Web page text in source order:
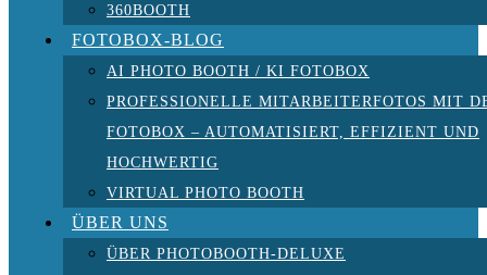
360BOOTH
FOTOBOX-BLOG
AI PHOTO BOOTH / KI FOTOBOX
PROFESSIONELLE MITARBEITERFOTOS MIT
FOTOBOX – AUTOMATISIERT, EFFIZIENT UND
HOCHWERTIG
VIRTUAL PHOTO BOOTH
ÜBER UNS
ÜBER PHOTOBOOTH-DELUXE